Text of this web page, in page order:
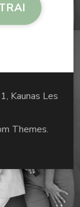
Kaunas Les
Themes.